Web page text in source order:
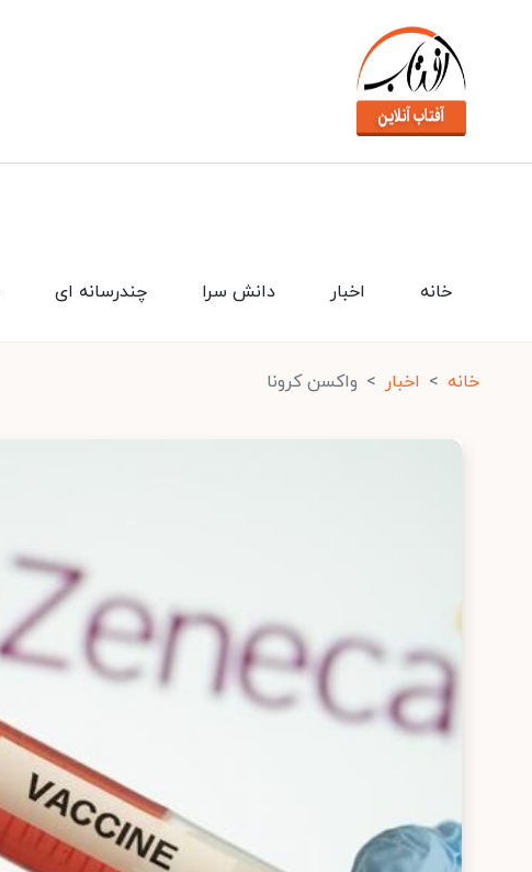
چندرسانه ای دانش سرا اخبار خانه
خانه اخبار واکسن کرونا